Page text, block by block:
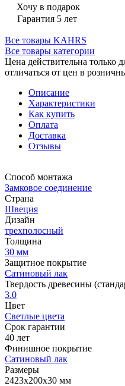
Хочу в подарок
Гарантия 5 лет
Все товары KAHRS
Все товары категории
Цена действительна только
отличаться от цен в
Описание
Характеристики
Как купить
Оплата
Доставка
Отзывы
Способ монтажа
Замковое соединение
Страна
Швеция
Дизайн
трехполосный
Толщина
30 мм
Защитное покрытие
Сатиновый лак
Твердость древесины
3.0
Цвет
Светлые цвета
Срок гарантии
40 лет
Финишное покрытие
Сатиновый лак
Размеры
2423х200х30 мм